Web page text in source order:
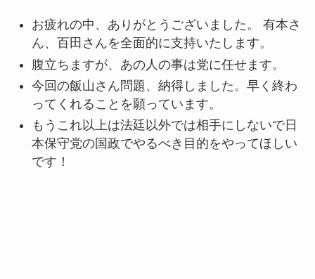
お疲れの中、ありがとうございました。 有本さ
ん、百田さんを全面的に支持いたします。
腹立ちますが、あの人の事は党に任せます。
今回の飯山さん問題、納得しました。早く終わ
ってくれることを願っています。
もうこれ以上は法廷以外では相手にしないで日
本保守党の国政でやるべき目的をやってほしい
です！